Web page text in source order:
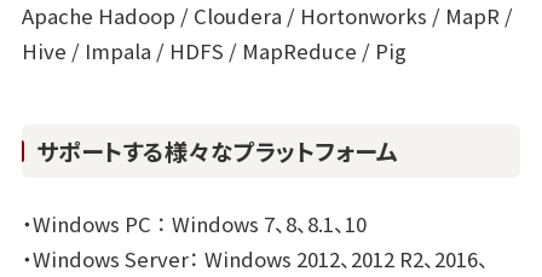
Apache Hadoop / Cloudera / Hortonworks / MapR /
Hive / Impala / HDFS / MapReduce / Pig
サポートする様々なプラットフォーム
・Windows PC ： Windows 7、8、8.1、10
・Windows Server： Windows 2012、2012 R2、2016、